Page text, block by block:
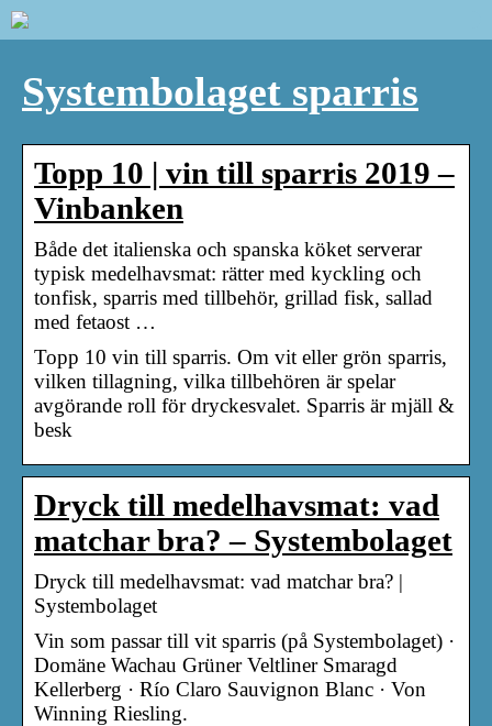
Systembolaget sparris
Topp 10 | vin till sparris 2019 –
Vinbanken
Både det italienska och spanska köket serverar
typisk medelhavsmat: rätter med kyckling och
tonfisk, sparris med tillbehör, grillad fisk, sallad
med fetaost …
Topp 10 vin till sparris. Om vit eller grön sparris,
vilken tillagning, vilka tillbehören är spelar
avgörande roll för dryckesvalet. Sparris är mjäll &
besk
Dryck till medelhavsmat: vad
matchar bra? – Systembolaget
Dryck till medelhavsmat: vad matchar bra? |
Systembolaget
Vin som passar till vit sparris (på Systembolaget) ·
Domäne Wachau Grüner Veltliner Smaragd
Kellerberg · Río Claro Sauvignon Blanc · Von
Winning Riesling.